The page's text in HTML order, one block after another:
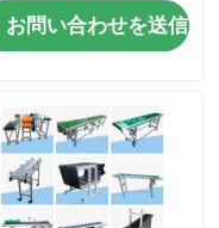
お問い合わせを送信